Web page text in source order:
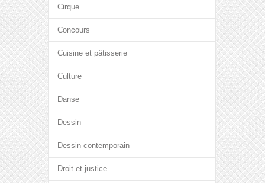
Cirque
Concours
Cuisine et pâtisserie
Culture
Danse
Dessin
Dessin contemporain
Droit et justice